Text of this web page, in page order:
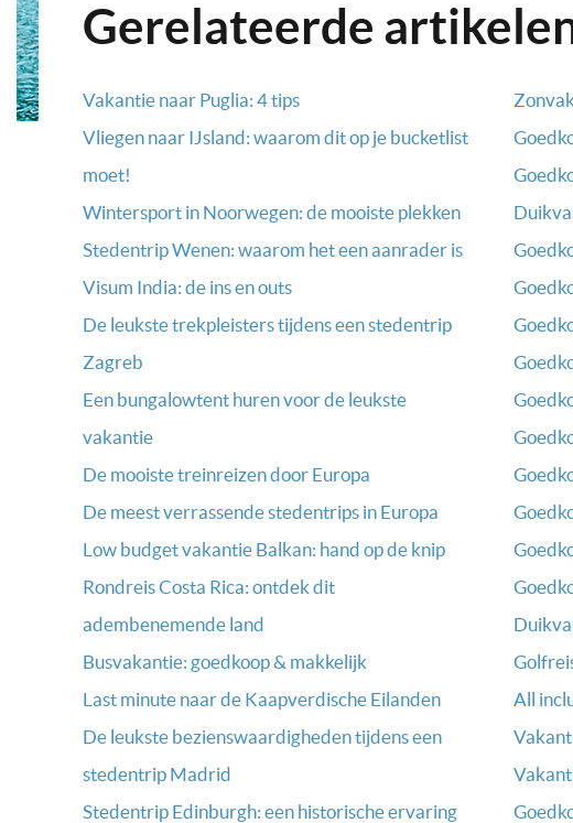
Gerelateerde
Vakantie naar Puglia: 4 tips
Vliegen naar IJsland: waarom dit op je bucketlist
moet!
Wintersport in Noorwegen: de mooiste plekken
Stedentrip Wenen: waarom het een aanrader is
Visum India: de ins en outs
De leukste trekpleisters tijdens een stedentrip
Zagreb
Een bungalowtent huren voor de leukste
vakantie
De mooiste treinreizen door Europa
De meest verrassende stedentrips in Europa
Low budget vakantie Balkan: hand op de knip
Rondreis Costa Rica: ontdek dit
adembenemende land
Busvakantie: goedkoop & makkelijk
Last minute naar de Kaapverdische Eilanden
De leukste bezienswaardigheden tijdens een
stedentrip Madrid
Stedentrip Edinburgh: een historische ervaring
All